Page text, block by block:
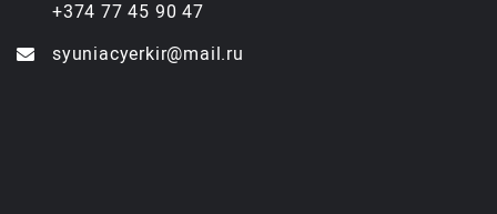
+374 77 45 90 47
syuniacyerkir@mail.ru